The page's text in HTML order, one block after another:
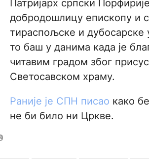
Патријарх српски
добродошлицу епископу и
тираспољске и дубосарске
то баш у данима када је
читавим градом због
Светосавском храму.
Раније је СПН писао како
не би било ни Цркве.